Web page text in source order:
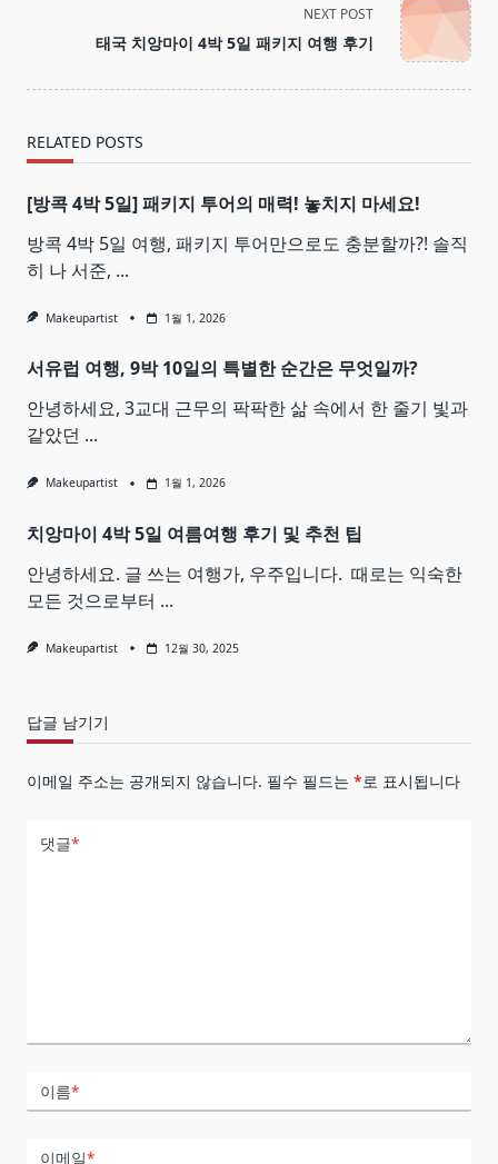
NEXT POST
태국 치앙마이 4박 5일 패키지 여행 후기
RELATED POSTS
[방콕 4박 5일] 패키지 투어의 매력! 놓치지 마세요!
방콕 4박 5일 여행, 패키지 투어만으로도 충분할까?! 솔직
히 나 서준, ...
Makeupartist 1월 1, 2026
서유럽 여행, 9박 10일의 특별한 순간은 무엇일까?
안녕하세요, 3교대 근무의 팍팍한 삶 속에서 한 줄기 빛과
같았던 ...
Makeupartist 1월 1, 2026
치앙마이 4박 5일 여름여행 후기 및 추천 팁
안녕하세요. 글 쓰는 여행가, 우주입니다. ​ 때로는 익숙한
모든 것으로부터 ...
Makeupartist 12월 30, 2025
답글 남기기
이메일 주소는 공개되지 않습니다. 필수 필드는 *로 표시됩니다
댓글*
이름*
이메일*